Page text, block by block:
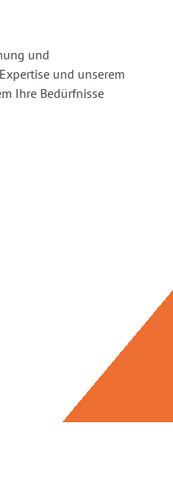
und
und unserem
Ihre Bedürfnisse